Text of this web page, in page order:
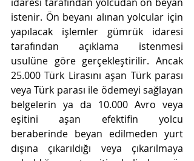
istenir. Ön beyanı alınan yolcular için
yapılacak işlemler gümrük idaresi
tarafından açıklama istenmesi
usulüne göre gerçekleştirilir. Ancak
25.000 Türk Lirasını aşan Türk parası
veya Türk parası ile ödemeyi sağlayan
belgelerin ya da 10.000 Avro veya
eşitini aşan efektifin yolcu
beraberinde beyan edilmeden yurt
dışına çıkarıldığı veya çıkarılmaya